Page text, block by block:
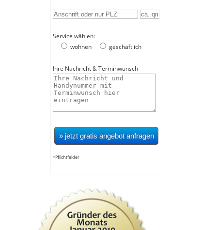
Service wählen:
wohnen
geschäftlich
Ihre Nachricht & Terminwunsch
*Pflichtfelder